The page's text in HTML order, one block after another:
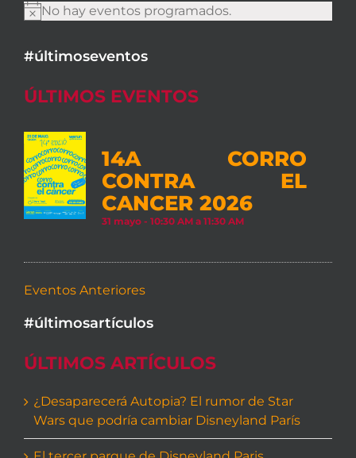
Aviso
No hay eventos programados.
#últimoseventos
ÚLTIMOS EVENTOS
14A CORRO
CONTRA EL
CANCER 2026
31 mayo - 10:30 AMa 11:30 AM
Eventos Anteriores
#últimosartículos
ÚLTIMOS ARTÍCULOS
¿Desaparecerá Autopia? El rumor de Star
Wars que podría cambiar Disneyland París